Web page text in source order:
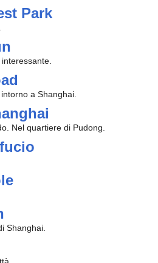
Park
a Shanghai.
Nel quartiere di Pudong.
Shanghai.